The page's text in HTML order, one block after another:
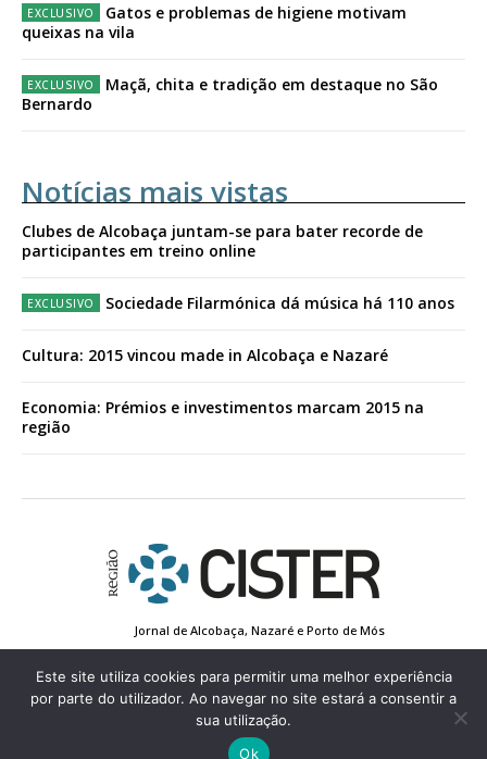
ASSINATURA
DIGITAL ANUAL
12 meses
Acesso aos conteúdos Exclusivos para
Ofertas para assinatura anual
Gatos e problemas de higiene motivam
queixas na vila
Maçã, chita e tradição em destaque no São
Bernardo
Notícias mais vistas
Clubes de Alcobaça juntam-se para bater recorde de
participantes em treino online
Sociedade Filarmónica dá música há 110 anos
Cultura: 2015 vincou made in Alcobaça e Nazaré
Economia: Prémios e investimentos marcam 2015 na
região
Jornal de Alcobaça, Nazaré e Porto de Mós
Conta de Registo
Edição Impressa
© 2022 Região de Cister - Todos os direitos reservados.
Este site utiliza cookies para permitir uma melhor experiência
por parte do utilizador. Ao navegar no site estará a consentir a
sua utilização.
Ok